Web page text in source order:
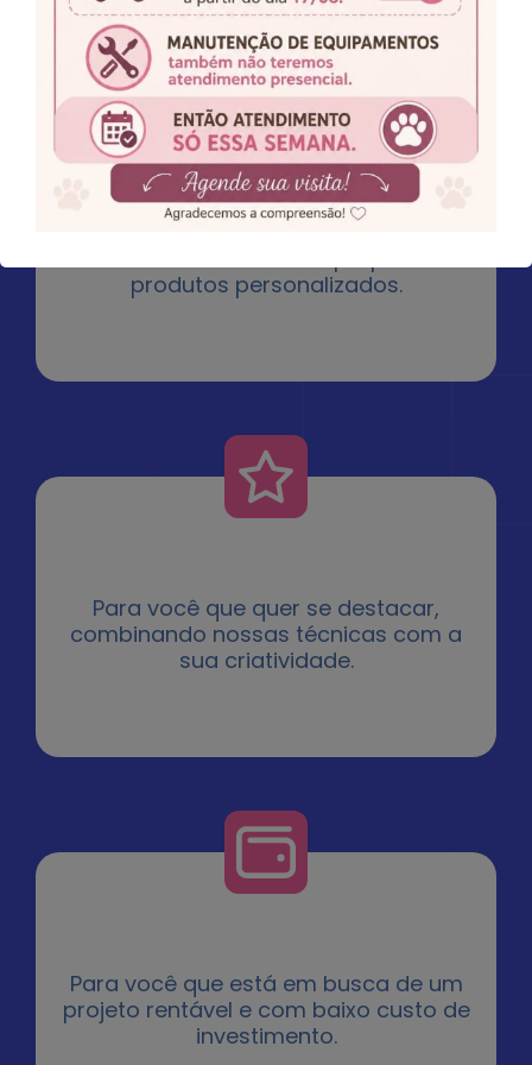
Para você que deseja ingressar no
mercado de acessórios pet,
produtos personalizados.
Para você que quer se destacar,
combinando nossas técnicas com a
sua criatividade.
Para você que está em busca de um
projeto rentável e com baixo custo de
investimento.